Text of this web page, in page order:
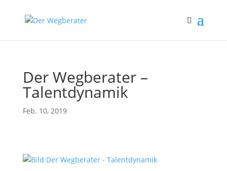
Der Wegberater –
Talentdynamik
Feb. 10, 2019